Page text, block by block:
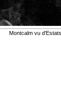
Montcalm vu